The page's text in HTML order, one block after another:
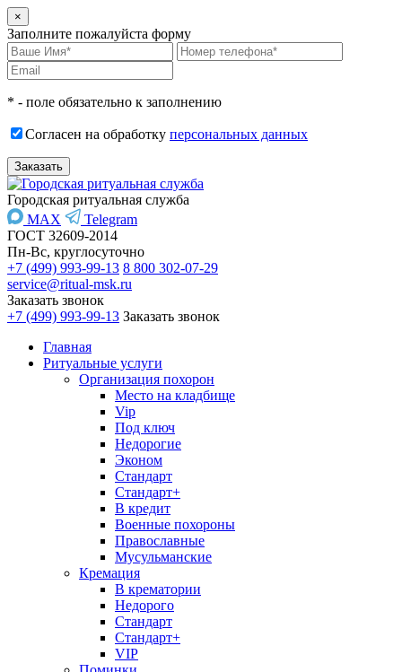
×
Заполните пожалуйста форму
* - поле обязательно к заполнению
Согласен на обработку персональных данных
Городская ритуальная служба
MAX
Telegram
ГОСТ 32609-2014
Пн-Вс, круглосуточно
+7 (499) 993-99-13 8 800 302-07-29
service@ritual-msk.ru
Заказать звонок
+7 (499) 993-99-13 Заказать звонок
Главная
Ритуальные услуги
Организация похорон
Место на кладбище
Vip
Под ключ
Недорогие
Эконом
Стандарт
Стандарт+
В кредит
Военные похороны
Православные
Мусульманские
Кремация
В крематории
Недорого
Стандарт
Стандарт+
VIP